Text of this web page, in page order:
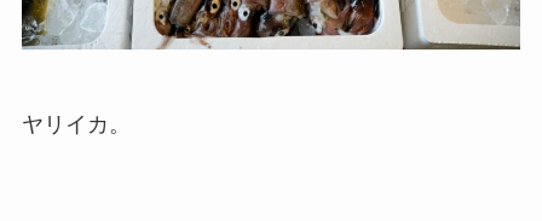
ヤリイカ。